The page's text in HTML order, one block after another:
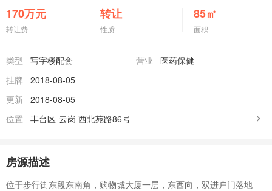
170万元
转让费
转让
性质
85㎡
面积
类型 写字楼配套 营业
医药保健
挂牌
2018-08-05
更新 2018-08-05
位置
丰台区-云岗 西北苑路86号
房源描述
位于步行街东段东南角，购物城大厦一层，东西向，双进户门落地